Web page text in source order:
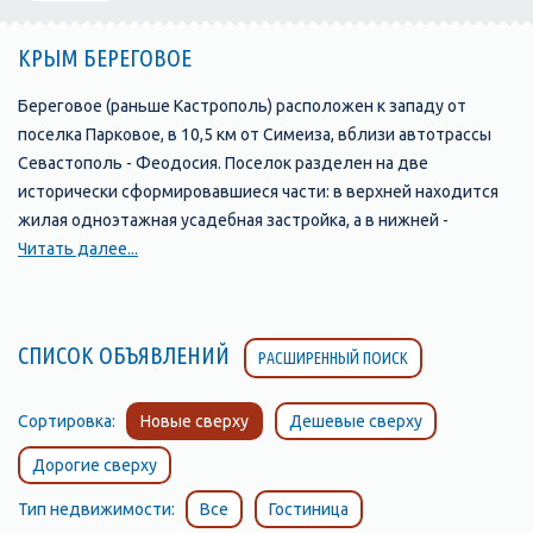
КРЫМ БЕРЕГОВОЕ
Береговое (раньше Кастрополь) расположен к западу от
поселка Парковое, в 10,5 км от Симеиза, вблизи автотрассы
Севастополь - Феодосия. Поселок разделен на две
исторически сформировавшиеся части: в верхней находится
жилая одноэтажная усадебная застройка, а в нижней -
приморская курортная зона.
живописному виду скала объявлена памятником природы и
находится под охраной государства. Наибольше впечатление
поднимается на высоту 120 метров и образует мыс. Скала
сложена из спилитовых и кератоспилитовых порфиритов,
переслаивающихся туфов, с включениями из обломков
изверженных пород.
Читать далее...
СПИСОК ОБЪЯВЛЕНИЙ РАСШИРЕННЫЙ ПОИСК
Сортировка: Новые сверху Дешевые сверху
Дорогие сверху
Тип недвижимости: Все Гостиница